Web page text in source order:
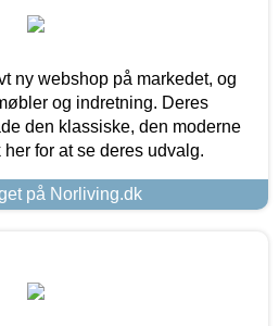
ny webshop på markedet, og
og indretning. Deres
den klassiske, den moderne
for at se deres udvalg.
på Norliving.dk